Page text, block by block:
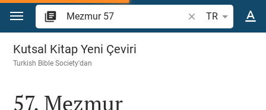
İçeriğe atla
İncil ayeti veya
TR
Mezmur 57
Kutsal Kitap Yeni Çeviri
Turkish Bible Society'dan
57. Mezmur